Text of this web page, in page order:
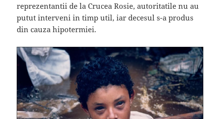
reprezentantii de la Crucea Rosie, autoritatile nu au
putut interveni in timp util, iar decesul s-a produs
din cauza hipotermiei.